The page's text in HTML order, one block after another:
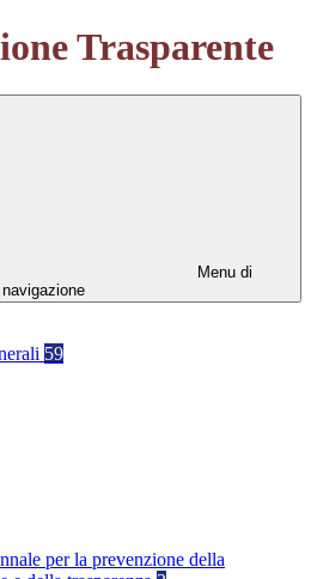
Trasparente
Menu di
navigazione
59
per la prevenzione della